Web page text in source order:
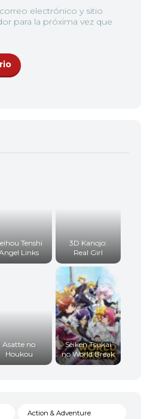
electrónico y sitio
para la próxima vez que
Tenshi
Links
3D Kanojo:
Real Girl
Asatte no
Houkou
Seiken Tsukai
no World Break
Action & Adventure